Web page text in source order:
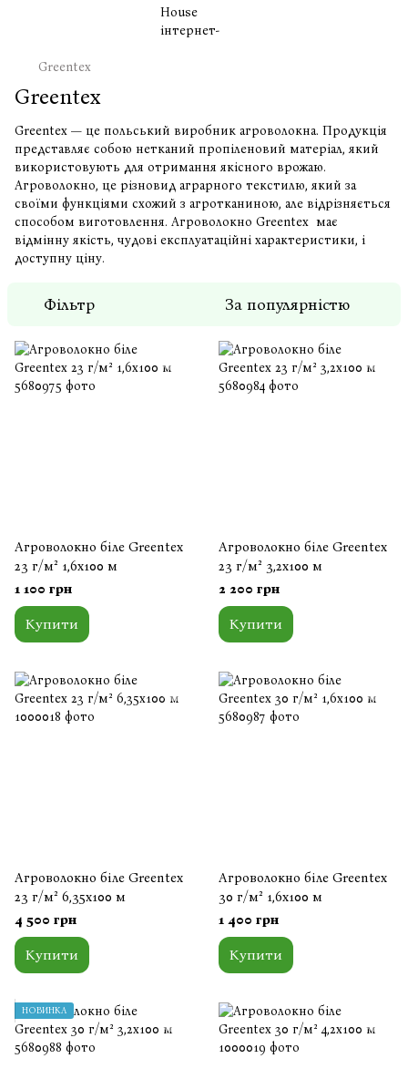
Greentex
Greentex
Greentex — це польський виробник агроволокна. Продукція
представляє собою нетканий пропіленовий матеріал, який
використовують для отримання якісного врожаю.
Агроволокно, це різновид аграрного текстилю, який за
своїми функціями схожий з агротканиною, але відрізняється
способом виготовлення. Агроволокно Greentex має
відмінну якість, чудові експлуатаційні характеристики, і
доступну ціну.
Фільтр За популярністю
Агроволокно біле Greentex
23 г/м² 1,6x100 м
1 100 грн
Купити
Агроволокно біле Greentex
23 г/м² 3,2x100 м
2 200 грн
Купити
Агроволокно біле Greentex
23 г/м² 6,35x100 м
4 500 грн
Купити
Агроволокно біле Greentex
30 г/м² 1,6x100 м
1 400 грн
Купити
НОВИНКА